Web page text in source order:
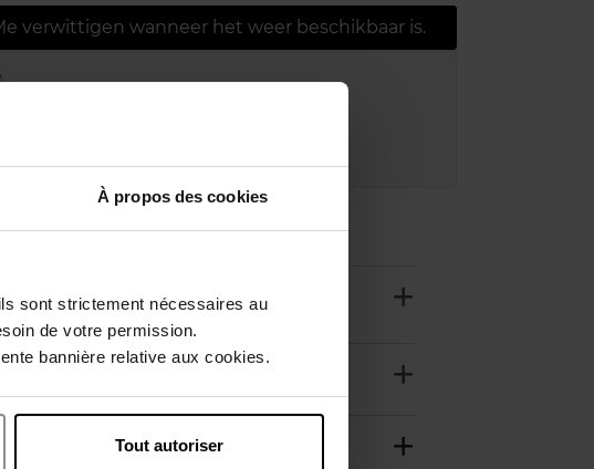
À propos des cookies
sont strictement nécessaires au
de votre permission.
bannière relative aux cookies.
Tout autoriser
verwittigen wanneer het weer beschikbaar is.
Gratis verpakking